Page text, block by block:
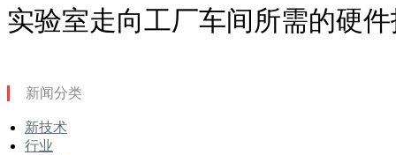
实验室走向工厂车间所需的硬
新闻分类
新技术
行业